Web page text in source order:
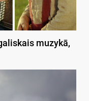
muzykā,